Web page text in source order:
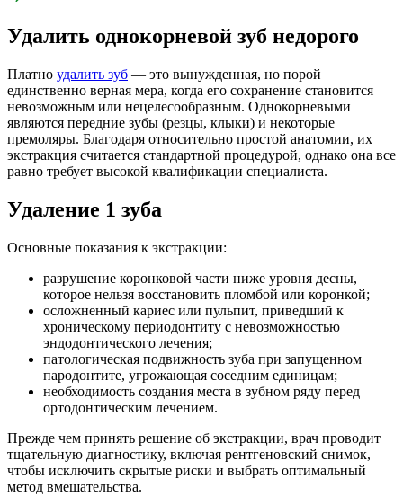
Удалить однокорневой зуб недорого
Платно удалить зуб — это вынужденная, но порой
единственно верная мера, когда его сохранение становится
невозможным или нецелесообразным. Однокорневыми
являются передние зубы (резцы, клыки) и некоторые
премоляры. Благодаря относительно простой анатомии, их
экстракция считается стандартной процедурой, однако она все
равно требует высокой квалификации специалиста.
Удаление 1 зуба
Основные показания к экстракции:
разрушение коронковой части ниже уровня десны,
которое нельзя восстановить пломбой или коронкой;
осложненный кариес или пульпит, приведший к
хроническому периодонтиту с невозможностью
эндодонтического лечения;
патологическая подвижность зуба при запущенном
пародонтите, угрожающая соседним единицам;
необходимость создания места в зубном ряду перед
ортодонтическим лечением.
Прежде чем принять решение об экстракции, врач проводит
тщательную диагностику, включая рентгеновский снимок,
чтобы исключить скрытые риски и выбрать оптимальный
метод вмешательства.